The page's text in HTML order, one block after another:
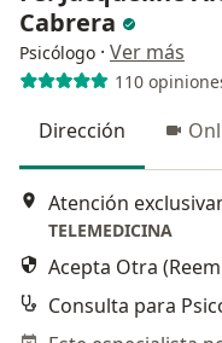
Cabrera
Psicólogo · Ver más
110
Dirección
Atención
TELEMEDICINA
Acepta Otra
Consulta para